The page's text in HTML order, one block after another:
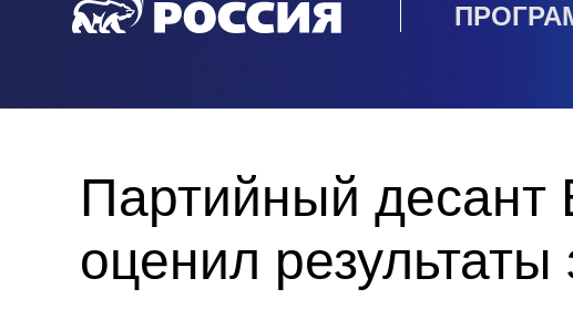
Партийный десант
оценил